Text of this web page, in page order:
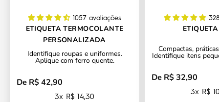
1057 avaliações
ETIQUETA TERMOCOLANTE
PERSONALIZADA
Identifique roupas e uniformes.
Aplique com ferro quente.
Preço promocional
De R$ 42,90
3x R$ 14,30
Compactas,
Identifique itens
Preço promocional
De R$ 32,90
3x R$